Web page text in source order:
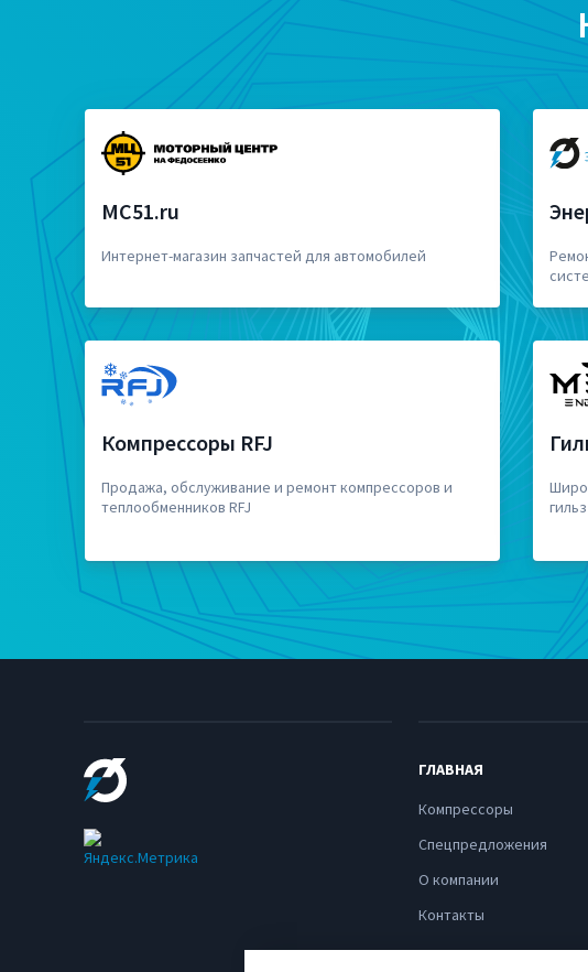
MC51.ru
Интернет-магазин запчастей для автомобилей
Компрессоры RFJ
Продажа, обслуживание и ремонт компрессоров и
теплообменников RFJ
ГЛАВНАЯ
Компрессоры
Спецпредложения
О компании
Контакты